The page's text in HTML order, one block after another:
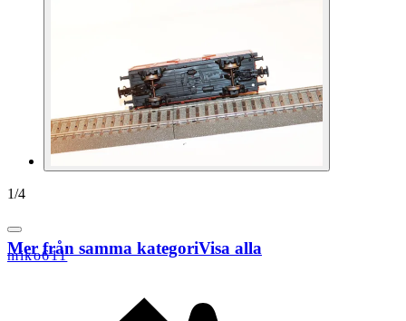
1/4
miko611
Mer från samma kategoriVisa alla